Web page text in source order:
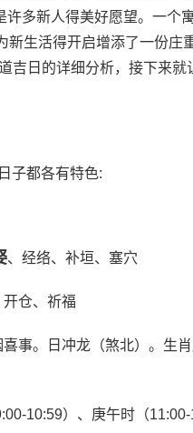
多新人得美好愿望。一个
生活得开启增添了一份庄
吉日的详细分析，接下来就
子都各有特色:
、经络、补垣、塞穴
仓、祈福
事。日冲龙（煞北）。生
10:59）、庚午时（11:00-